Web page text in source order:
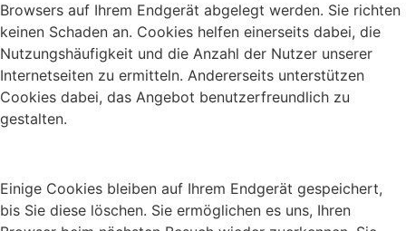
Browsers auf Ihrem Endgerät abgelegt werden. Sie richten
keinen Schaden an. Cookies helfen einerseits dabei, die
Nutzungshäufigkeit und die Anzahl der Nutzer unserer
Internetseiten zu ermitteln. Andererseits unterstützen
Cookies dabei, das Angebot benutzerfreundlich zu
gestalten.
Einige Cookies bleiben auf Ihrem Endgerät gespeichert,
bis Sie diese löschen. Sie ermöglichen es uns, Ihren